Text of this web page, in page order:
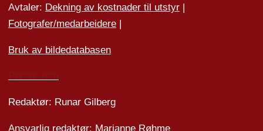
Avtaler: Dekning av kostnader til utstyr|
Fotografer/medarbeidere|
Bruk av bildedatabasen
Redaktør: Runar Gilberg
Ansvarlig redaktør: Marianne Røhme